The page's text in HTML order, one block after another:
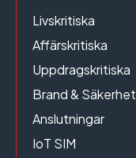
Livskritiska
Affärskritiska
Uppdragskritiska
Brand & Säkerhet
Anslutningar
IoT SIM